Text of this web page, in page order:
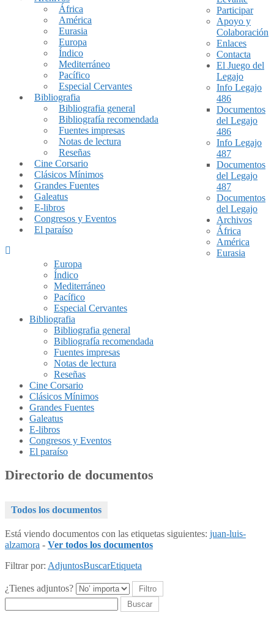
África
América
Eurasia
Europa
Índico
Mediterráneo
Pacífico
Especial Cervantes
Bibliografia
Bibliografia general
Bibliografía recomendada
Fuentes impresas
Notas de lectura
Reseñas
Cine Corsario
Clásicos Mínimos
Grandes Fuentes
Galeatus
E-libros
Congresos y Eventos
El paraíso
Participar
Apoyo y
Colaboración
Enlaces
Contacta
El Juego del
Legajo
Info Legajo
486
Documentos
del Legajo
486
Info Legajo
487
Documentos
del Legajo
487
Documentos
del Legajo
Archivos
África
América
Eurasia
Europa
Índico
Mediterráneo
Pacífico
Especial Cervantes
Bibliografia
Bibliografia general
Bibliografía recomendada
Fuentes impresas
Notas de lectura
Reseñas
Cine Corsario
Clásicos Mínimos
Grandes Fuentes
Galeatus
E-libros
Congresos y Eventos
El paraíso
Directorio de documentos
Todos los documentos
Está viendo documentos con las etiquetas siguientes: juan-luis-
alzamora - Ver todos los documentos
Filtrar por: AdjuntosBuscarEtiqueta
¿Tienes adjuntos?
Buscar